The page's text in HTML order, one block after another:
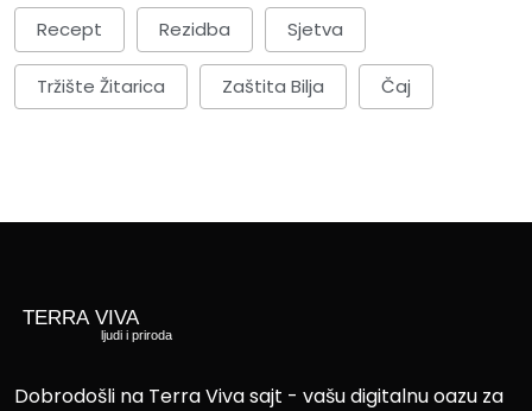
Recept Rezidba Sjetva
Tržište Žitarica Zaštita Bilja Čaj
Dobrodošli na Terra Viva sajt - vašu digitalnu oazu za